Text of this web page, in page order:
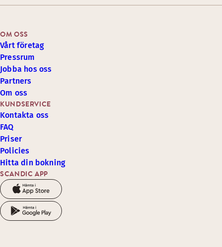
SCANDIC APP
KUNDSERVICE
Kontakta oss
FAQ
Priser
Policies
Hitta din bokning
OM OSS
Vårt företag
Pressrum
Jobba hos oss
Partners
Om oss